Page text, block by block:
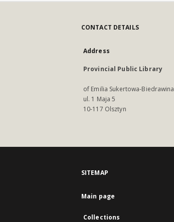
CONTACT DETAILS
Address
Provincial Public Library
of Emilia Sukertowa-Biedrawina
ul. 1 Maja 5
10-117 Olsztyn
SITEMAP
Main page
Collections